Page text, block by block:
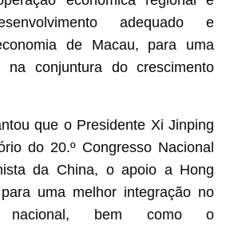
adequado e
de Macau, para uma
na conjuntura do crescimento
que o Presidente Xi Jinping
do 20.º Congresso Nacional
da China, o apoio a Hong
uma melhor integração no
nacional, bem como o